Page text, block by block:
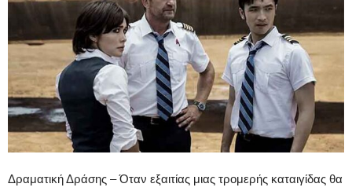
Δραματική Δράσης – Όταν εξαιτίας μιας τρομερής καταιγίδας θα